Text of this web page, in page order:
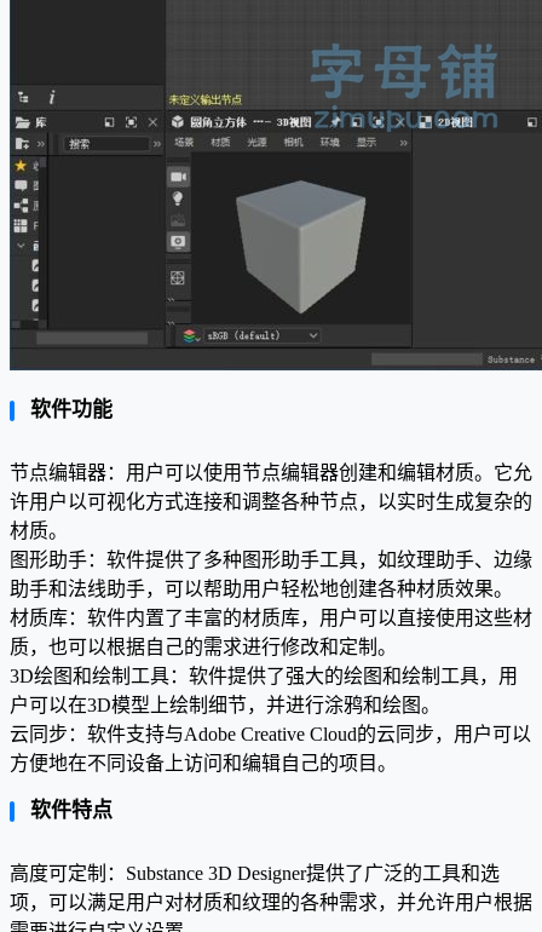
软件功能
节点编辑器：用户可以使用节点编辑器创建和编辑材质。它允
许用户以可视化方式连接和调整各种节点，以实时生成复杂的
材质。
图形助手：软件提供了多种图形助手工具，如纹理助手、边缘
助手和法线助手，可以帮助用户轻松地创建各种材质效果。
材质库：软件内置了丰富的材质库，用户可以直接使用这些材
质，也可以根据自己的需求进行修改和定制。
3D绘图和绘制工具：软件提供了强大的绘图和绘制工具，用
户可以在3D模型上绘制细节，并进行涂鸦和绘图。
云同步：软件支持与Adobe Creative Cloud的云同步，用户可以
方便地在不同设备上访问和编辑自己的项目。
软件特点
高度可定制：Substance 3D Designer提供了广泛的工具和选
项，可以满足用户对材质和纹理的各种需求，并允许用户根据